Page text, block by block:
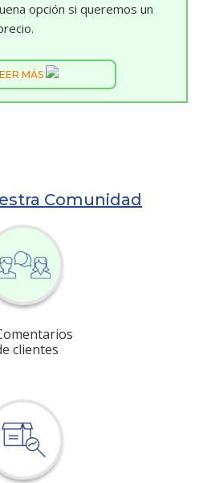
opción si queremos un
MÁS
Comunidad
clientes